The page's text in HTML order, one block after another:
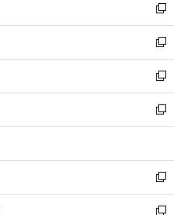
く
で
開
く
ド
ウ
で
開
く
ィ
ン
ド
ウ
で
開
く
い
ウ
ィ
ン
ド
ウ
で
開
新
し
い
ウ
ィ
ン
ド
ウ
開
く
新
し
い
ウ
ィ
ン
ウ
で
開
く
新
し
い
ウ
ン
ド
ウ
で
新
し
ウ
ィ
ン
ド
新
し